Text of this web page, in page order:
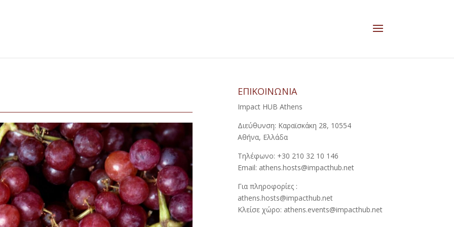
ΕΠΙΚΟΙΝΩΝΙΑ
Impact HUB Athens
Διεύθυνση: Καραϊσκάκη 28, 10554
Αθήνα, Ελλάδα
Τηλέφωνο: +30 210 32 10 146
Email: athens.hosts@impacthub.net
Για πληροφορίες :
athens.hosts@impacthub.net
Κλείσε χώρο: athens.events@impacthub.net